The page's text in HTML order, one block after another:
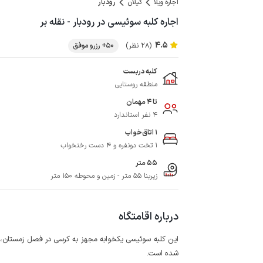
اجاره ویلا گیلان رودبار
اجاره کلبه سوئیسی در رودبار - نقله بر
4.5 (28 نظر) 50+ رزرو موفق
کلبه دربست
منطقه روستایی
تا 4 مهمان
4 نفر استاندارد
1 اتاق‌خواب
1 تخت دونفره و 4 دست رختخواب
55 متر
زیربنا 55 متر - زمین و محوطه 150 متر
درباره اقامتگاه
شده است.